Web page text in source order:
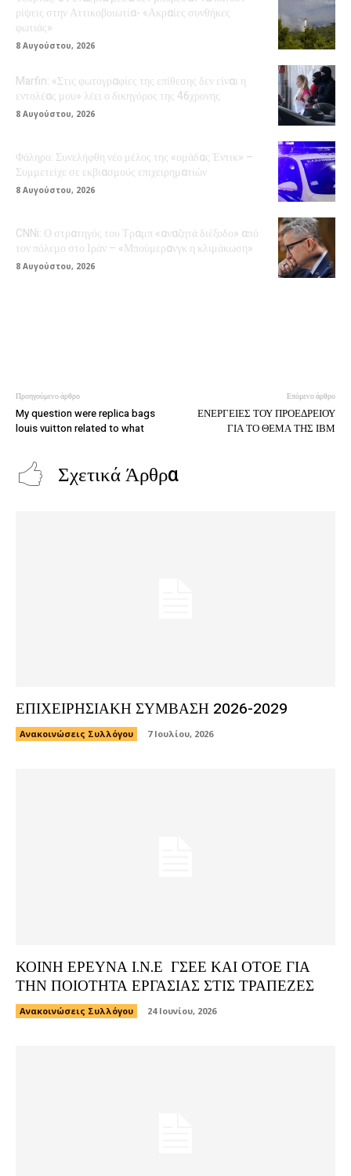
ρίψεις στην Αττικοβοιωτία- «Ακραίες συνθήκες
φωτιάς»
8 Αυγούστου, 2026
Marfin: «Στις φωτογραφίες της επίθεσης δεν είναι η
εντολέας μου» λέει ο δικηγόρος της 46χρονης
8 Αυγούστου, 2026
Φάληρο: Συνελήφθη νέο μέλος της «ομάδας Έντικ» –
Συμμετείχε σε εκβιασμούς επιχειρηματιών
8 Αυγούστου, 2026
CNNi: Ο στρατηγός του Τραμπ «αναζητά διέξοδο» από
τον πόλεμο στο Ιράν – «Μπούμερανγκ η κλιμάκωση»
8 Αυγούστου, 2026
Προηγούμενο άρθρο
My question were replica bags
louis vuitton related to what
Επόμενο άρθρο
ΕΝΕΡΓΕΙΕΣ ΤΟΥ ΠΡΟΕΔΡΕΙΟΥ
ΓΙΑ ΤΟ ΘΕΜΑ ΤΗΣ ΙΒΜ
Σχετικά Άρθρα
ΕΠΙΧΕΙΡΗΣΙΑΚΗ ΣΥΜΒΑΣΗ 2026-2029
Ανακοινώσεις Συλλόγου 7 Ιουλίου, 2026
ΚΟΙΝΗ ΕΡΕΥΝΑ Ι.Ν.Ε ΓΣΕΕ ΚΑΙ ΟΤΟΕ ΓΙΑ
ΤΗΝ ΠΟΙΟΤΗΤΑ ΕΡΓΑΣΙΑΣ ΣΤΙΣ ΤΡΑΠΕΖΕΣ
Ανακοινώσεις Συλλόγου 24 Ιουνίου, 2026